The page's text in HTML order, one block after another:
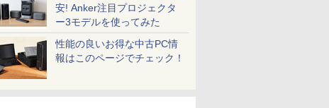
安! Anker注目プロジェクタ
ー3モデルを使ってみた
性能の良いお得な中古PC情
報はこのページでチェック！